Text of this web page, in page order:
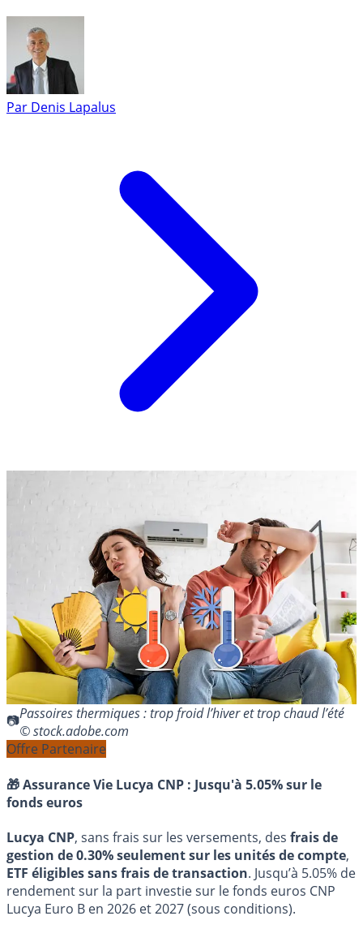
Par Denis Lapalus
Passoires thermiques : trop froid l’hiver et trop chaud l’été
© stock.adobe.com
Offre Partenaire
🎁 Assurance Vie Lucya CNP : Jusqu'à 5.05% sur le
fonds euros
Lucya CNP, sans frais sur les versements, des frais de
gestion de 0.30% seulement sur les unités de compte,
ETF éligibles sans frais de transaction. Jusqu’à 5.05% de
rendement sur la part investie sur le fonds euros CNP
Lucya Euro B en 2026 et 2027 (sous conditions).